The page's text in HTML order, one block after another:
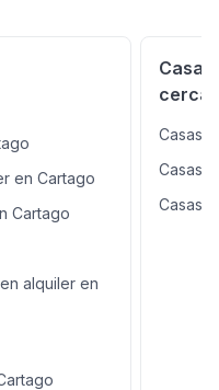
en Cartago
Cartago
alquiler en
Casas
Casas
Casas